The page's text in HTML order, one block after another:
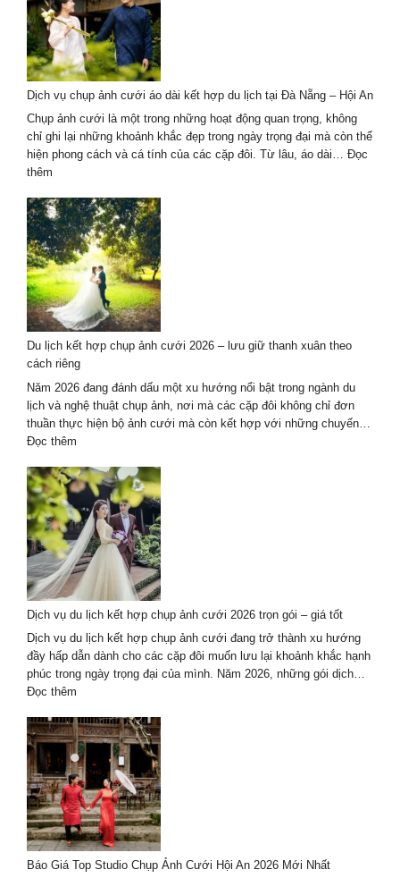
dài
chân
dung
cho
dịp
kỷ
niệm
tình
yêu
Dịch vụ chụp ảnh cưới áo dài kết hợp du lịch tại Đà Nẵng – Hội An
Chụp ảnh cưới là một trong những hoạt động quan trọng, không
chỉ ghi lại những khoảnh khắc đẹp trong ngày trọng đại mà còn thể
hiện phong cách và cá tính của các cặp đôi. Từ lâu, áo dài… Đọc
thêm
vụ
chụp
ảnh
cưới
áo
dài
kết
hợp
du
lịch
tại
Đà
Nẵng
–
An
Du lịch kết hợp chụp ảnh cưới 2026 – lưu giữ thanh xuân theo
cách riêng
Năm 2026 đang đánh dấu một xu hướng nổi bật trong ngành du
lịch và nghệ thuật chụp ảnh, nơi mà các cặp đôi không chỉ đơn
thuần thực hiện bộ ảnh cưới mà còn kết hợp với những chuyến…
Đọc thêm
lịch
kết
hợp
chụp
ảnh
cưới
2026
–
lưu
giữ
thanh
xuân
riêng
Dịch vụ du lịch kết hợp chụp ảnh cưới 2026 trọn gói – giá tốt
Dịch vụ du lịch kết hợp chụp ảnh cưới đang trở thành xu hướng
đầy hấp dẫn dành cho các cặp đôi muốn lưu lại khoảnh khắc hạnh
phúc trong ngày trọng đại của mình. Năm 2026, những gói dịch…
Đọc thêm
vụ
du
lịch
kết
hợp
chụp
ảnh
cưới
2026
Báo Giá Top Studio Chụp Ảnh Cưới Hội An 2026 Mới Nhất